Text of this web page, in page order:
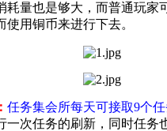
耗量也是够大，而普通玩家
使用铜币来进行下去。
任务集会所每天可接取9个任
一次任务的刷新，同时任务